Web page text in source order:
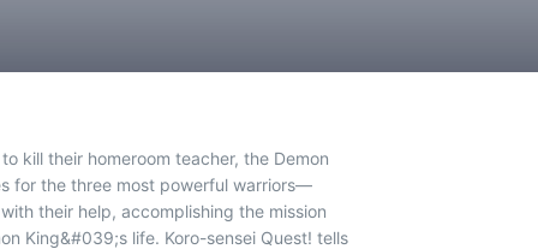
kill their homeroom teacher, the Demon
for the three most powerful warriors—
their help, accomplishing the mission
King&#039;s life. Koro-sensei Quest! tells